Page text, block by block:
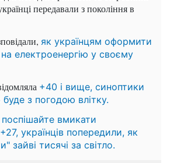
передавали з покоління в
як українцям оформити
електроенергію у своєму
+40 і вище, синоптики
з погодою влітку.
поспішайте вмикати
українців попередили, як
зайві тисячі за світло.